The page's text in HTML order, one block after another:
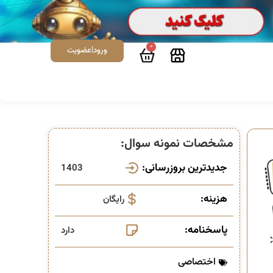
0 ورود|عضویت
مشخصات نمونه سوال:
جدیدترین بروزرسانی: 1403
هزینه: رایگان
پاسخنامه: دارد
اختصاصی